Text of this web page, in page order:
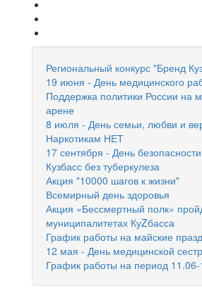
Региональный конкурс "Бренд
19 июня - День медицинского
Поддержка политики России на
арене
8 июля - День семьи, любви и
Наркотикам НЕТ
17 сентября - День
Кузбасс без туберкулеза
Акция "10000 шагов к жизни"
Всемирный день здоровья
Акция «Бессмертный полк»
муниципалитетах КуZбасса
График работы на майские
12 мая - День медицинской
График работы на период